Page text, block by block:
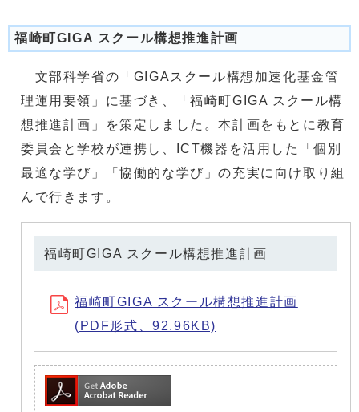
福崎町GIGA スクール構想推進計画
文部科学省の「GIGAスクール構想加速化基金管
理運用要領」に基づき、「福崎町GIGA スクール構
想推進計画」を策定しました。本計画をもとに教育
委員会と学校が連携し、ICT機器を活用した「個別
最適な学び」「協働的な学び」の充実に向け取り組
んで行きます。
福崎町GIGA スクール構想推進計画
福崎町GIGA スクール構想推進計画
(PDF形式、92.96KB)